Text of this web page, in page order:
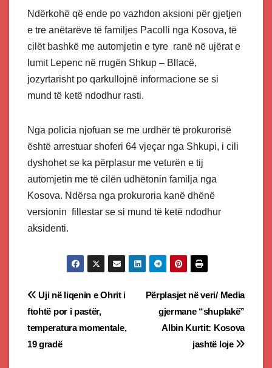
Ndërkohë që ende po vazhdon aksioni për gjetjen
e tre anëtarëve të familjes Pacolli nga Kosova, të
cilët bashkë me automjetin e tyre ranë në ujërat e
lumit Lepenc në rrugën Shkup – Bllacë,
jozyrtarisht po qarkullojnë informacione se si
mund të ketë ndodhur rasti.
Nga policia njofuan se me urdhër të prokurorisë
është arrestuar shoferi 64 vjeçar nga Shkupi, i cili
dyshohet se ka përplasur me veturën e tij
automjetin me të cilën udhëtonin familja nga
Kosova. Ndërsa nga prokuroria kanë dhënë
versionin fillestar se si mund të ketë ndodhur
aksidenti.
Post
navigation
Përplasjet në veri/ Media
gjermane “shuplakë”
Albin Kurtit: Kosova
jashtë loje
Uji në liqenin e Ohrit i
ftohtë por i pastër,
temperatura momentale,
19 gradë